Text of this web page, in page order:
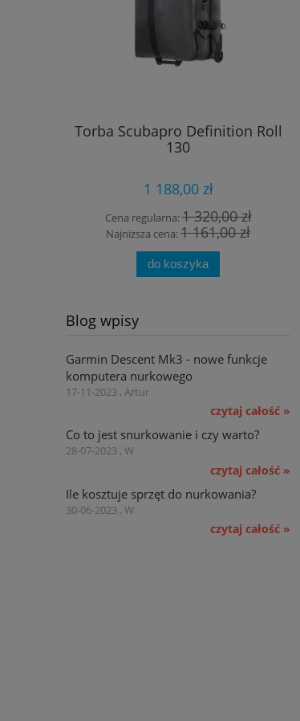
Torba Scubapro Definition Roll
130
1 188,00 zł
Cena regularna:1 320,00 zł
Najniższa cena:1 161,00 zł
do koszyka
Blog wpisy
Garmin Descent Mk3 - nowe funkcje
komputera nurkowego
17-11-2023 , Artur
czytaj całość »
Co to jest snurkowanie i czy warto?
28-07-2023 , W
czytaj całość »
Ile kosztuje sprzęt do nurkowania?
30-06-2023 , W
czytaj całość »